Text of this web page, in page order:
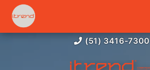
(51) 3416-7300